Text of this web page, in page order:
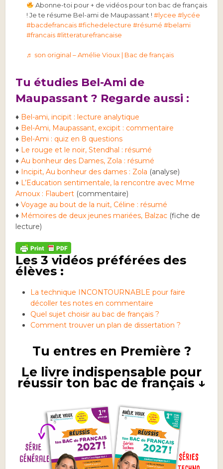
Abonne-toi pour + de vidéos pour ton bac de français
! Je te résume Bel-ami de Maupassant !#lycee #lycée
#bacdefrancais #fichedelecture #résumé #belami
#francais #litteraturefrancaise
♬ son original – Amélie Vioux | Bac de français
Tu étudies Bel-Ami de
Maupassant ? Regarde aussi :
♦ Bel-ami, incipit : lecture analytique
♦ Bel-Ami, Maupassant, excipit : commentaire
♦ Bel-Ami : quiz en 8 questions
♦ Le rouge et le noir, Stendhal : résumé
♦Au bonheur des Dames, Zola : résumé
♦ Incipit, Au bonheur des dames : Zola (analyse)
♦ L’Education sentimentale, la rencontre avec Mme
Arnoux : Flaubert (commentaire)
♦Voyage au bout de la nuit, Céline : résumé
♦ Mémoires de deux jeunes mariées, Balzac (fiche de
lecture)
Les 3 vidéos préférées des
élèves :
La technique INCONTOURNABLE pour faire
décoller tes notes en commentaire
Quel sujet choisir au bac de français ?
Comment trouver un plan de dissertation ?
Tu entres en Première ?
Le livre indispensable pour
réussir ton bac de français ↓